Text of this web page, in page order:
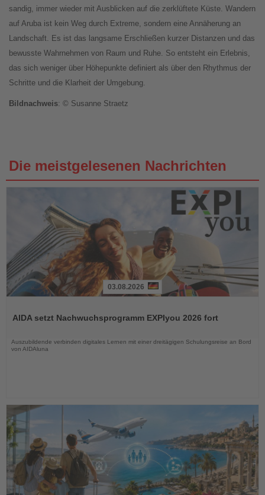
sandig, immer wieder mit Ausblicken auf die zerklüftete Küste. Wandern
auf Aruba ist kein Weg durch Extreme, sondern eine Annäherung an
Landschaft. Es ist das langsame Erschließen kurzer Distanzen und das
bewusste Wahrnehmen von Raum und Ruhe. So entsteht ein Erlebnis,
das sich weniger über Höhepunkte definiert als über den Rhythmus der
Schritte und die Klarheit der Umgebung.
Bildnachweis: © Susanne Straetz
Die meistgelesenen Nachrichten
die
03.08.2026
AIDA setzt Nachwuchsprogramm EXPIyou 2026 fort
Auszubildende verbinden digitales Lernen mit einer dreitägigen Schulungsreise an Bord
von AIDAluna